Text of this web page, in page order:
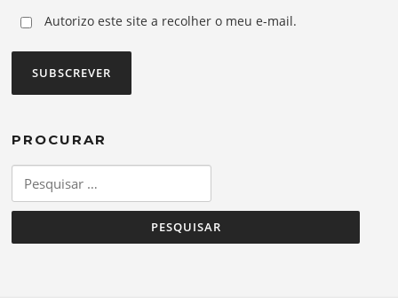
Autorizo este site a recolher o meu e-mail.
PROCURAR